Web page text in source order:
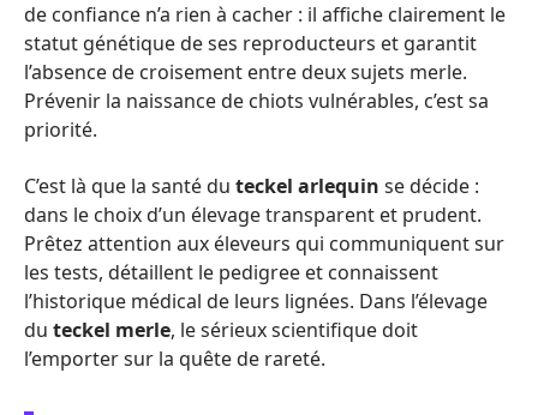
de confiance n’a rien à cacher : il affiche clairement le
statut génétique de ses reproducteurs et garantit
l’absence de croisement entre deux sujets merle.
Prévenir la naissance de chiots vulnérables, c’est sa
priorité.
C’est là que la santé du teckel arlequin se décide :
dans le choix d’un élevage transparent et prudent.
Prêtez attention aux éleveurs qui communiquent sur
les tests, détaillent le pedigree et connaissent
l’historique médical de leurs lignées. Dans l’élevage
du teckel merle, le sérieux scientifique doit
l’emporter sur la quête de rareté.